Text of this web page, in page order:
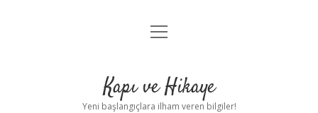
Anasayfa
Yasal Uyarı
menüyü
Kapı ve Hikaye
Yeni başlangıçlara ilham veren bilgiler!